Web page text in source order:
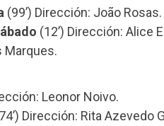
(99’) Dirección: João
(12’) Dirección: Alice
Marques.
Leonor Noivo.
Dirección: Rita Azevedo